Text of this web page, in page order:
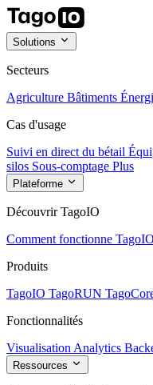
Solutions
Secteurs
Agriculture Bâtiments
Cas d'usage
Suivi en direct du bétail
silos Sous-comptage Plus
Plateforme
Découvrir TagoIO
Comment fonctionne TagoIO
Produits
TagoIO TagoRUN
Fonctionnalités
Visualisation Analytics
Ressources